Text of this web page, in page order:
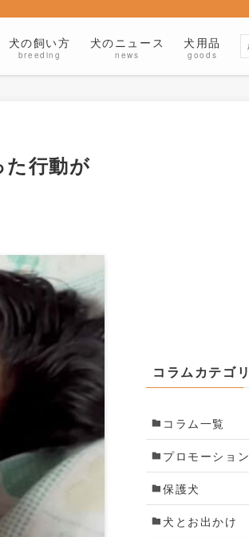
犬の飼い方
breeding
犬のニュース
news
犬用品
goods
行動が
コラムカテゴリ
コラム一覧
プロモーション
保護犬
犬とお出かけ